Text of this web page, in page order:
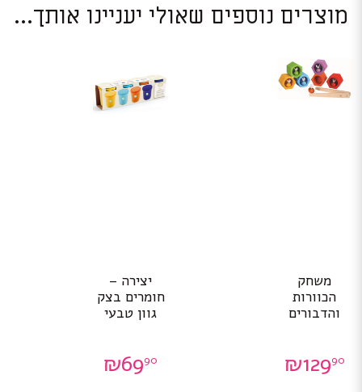
מוצרים נוספים שאולי יעניינו אותך...
משחק
הכוורות
והדבורים
₪12990
יצירה –
חומרים בצק
גוון טבעי
₪6990